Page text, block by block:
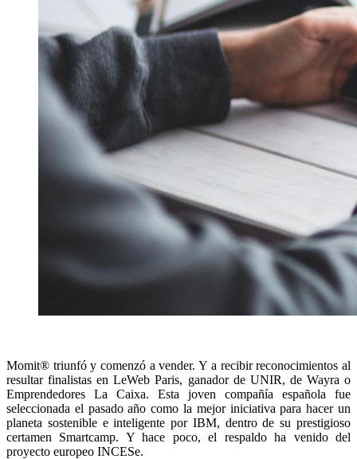
Momit® triunfó y comenzó a vender. Y a recibir reconocimientos al
resultar finalistas en LeWeb Paris, ganador de UNIR, de Wayra o
Emprendedores La Caixa. Esta joven compañía española fue
seleccionada el pasado año como la mejor iniciativa para hacer un
planeta sostenible e inteligente por IBM, dentro de su prestigioso
certamen Smartcamp. Y hace poco, el respaldo ha venido del
proyecto europeo INCESe.